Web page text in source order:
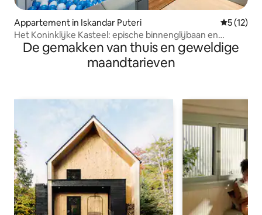
Appartement in Iskandar Puteri
5 (12)
Het Koninklijke Kasteel: epische binnenglijbaan en
vuurplaats | 6 personen
De gemakken van thuis en geweldige
maandtarieven